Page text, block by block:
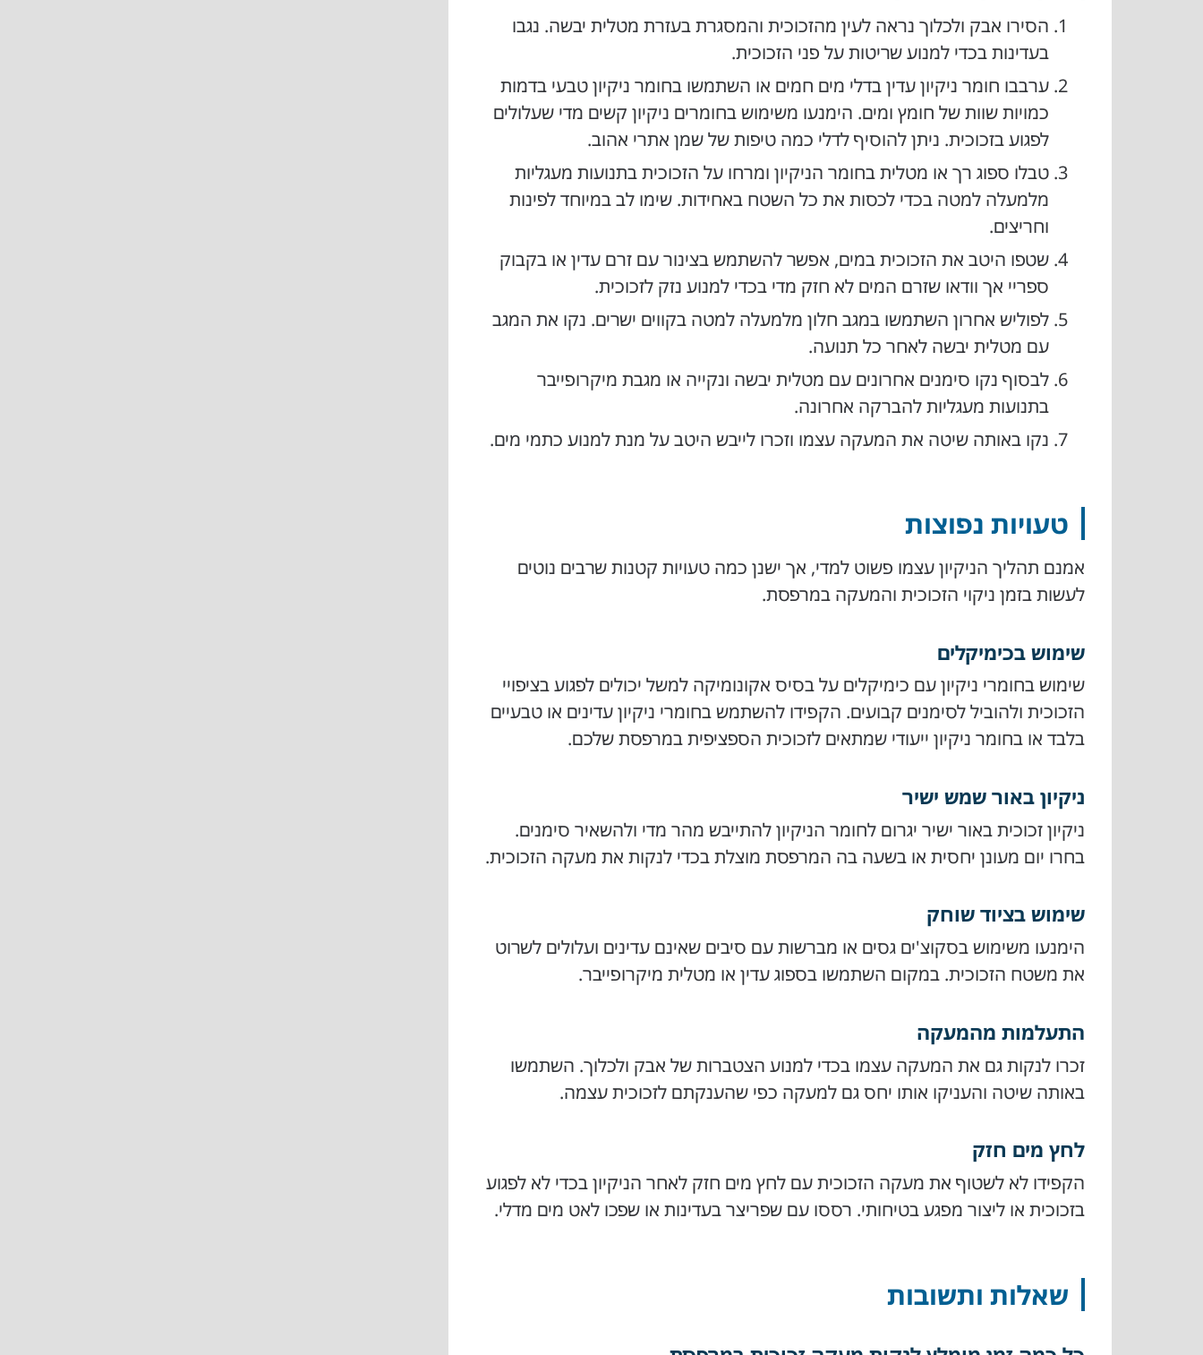
הסירו אבק ולכלוך נראה לעין מהזכוכית והמסגרת בעזרת מטלית יבשה. נגבו
בעדינות בכדי למנוע שריטות על פני הזכוכית.
ערבבו חומר ניקיון עדין בדלי מים חמים או השתמשו בחומר ניקיון טבעי בדמות
כמויות שוות של חומץ ומים. הימנעו משימוש בחומרים ניקיון קשים מדי שעלולים
לפגוע בזכוכית. ניתן להוסיף לדלי כמה טיפות של שמן אתרי אהוב.
טבלו ספוג רך או מטלית בחומר הניקיון ומרחו על הזכוכית בתנועות מעגליות
מלמעלה למטה בכדי לכסות את כל השטח באחידות. שימו לב במיוחד לפינות
וחריצים.
שטפו היטב את הזכוכית במים, אפשר להשתמש בצינור עם זרם עדין או בקבוק
ספריי אך וודאו שזרם המים לא חזק מדי בכדי למנוע נזק לזכוכית.
לפוליש אחרון השתמשו במגב חלון מלמעלה למטה בקווים ישרים. נקו את המגב
עם מטלית יבשה לאחר כל תנועה.
לבסוף נקו סימנים אחרונים עם מטלית יבשה ונקייה או מגבת מיקרופייבר
בתנועות מעגליות להברקה אחרונה.
נקו באותה שיטה את המעקה עצמו וזכרו לייבש היטב על מנת למנוע כתמי מים.
טעויות נפוצות
אמנם תהליך הניקיון עצמו פשוט למדי, אך ישנן כמה טעויות קטנות שרבים נוטים
לעשות בזמן ניקוי הזכוכית והמעקה במרפסת.
שימוש בכימיקלים
שימוש בחומרי ניקיון עם כימיקלים על בסיס אקונומיקה למשל יכולים לפגוע בציפויי
הזכוכית ולהוביל לסימנים קבועים. הקפידו להשתמש בחומרי ניקיון עדינים או טבעיים
בלבד או בחומר ניקיון ייעודי שמתאים לזכוכית הספציפית במרפסת שלכם.
ניקיון באור שמש ישיר
ניקיון זכוכית באור ישיר יגרום לחומר הניקיון להתייבש מהר מדי ולהשאיר סימנים.
בחרו יום מעונן יחסית או בשעה בה המרפסת מוצלת בכדי לנקות את מעקה הזכוכית.
שימוש בציוד שוחק
הימנעו משימוש בסקוצ'ים גסים או מברשות עם סיבים שאינם עדינים ועלולים לשרוט
את משטח הזכוכית. במקום השתמשו בספוג עדין או מטלית מיקרופייבר.
התעלמות מהמעקה
זכרו לנקות גם את המעקה עצמו בכדי למנוע הצטברות של אבק ולכלוך. השתמשו
באותה שיטה והעניקו אותו יחס גם למעקה כפי שהענקתם לזכוכית עצמה.
לחץ מים חזק
הקפידו לא לשטוף את מעקה הזכוכית עם לחץ מים חזק לאחר הניקיון בכדי לא לפגוע
בזכוכית או ליצור מפגע בטיחותי. רססו עם שפריצר בעדינות או שפכו לאט מים מדלי.
שאלות ותשובות